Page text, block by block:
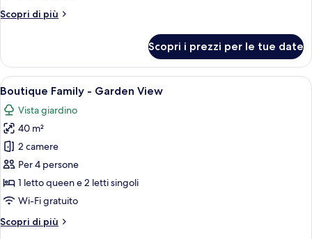
Garden
View
Scopri di più
Altri
Double
Garden
Mountain
View
Scopri i prezzi per le tue date
Apri
tutte
le
foto
per
Boutique
Family
-
Garden
View
Una camera d'albergo moderna con
5
Boutique Family - Garden View
Vista giardino
40 m²
2 camere
Per 4 persone
1 letto queen e 2 letti singoli
Wi-Fi gratuito
Scopri di più
Altri